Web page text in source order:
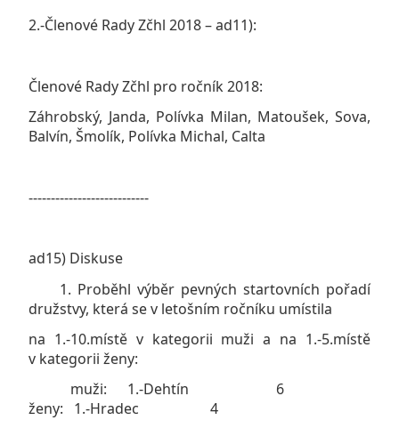
2.-Členové Rady Zčhl 2018 – ad11):
Členové Rady Zčhl pro ročník 2018:
Záhrobský, Janda, Polívka Milan, Matoušek, Sova,
Balvín, Šmolík, Polívka Michal, Calta
---------------------------
ad15) Diskuse
1. Proběhl výběr pevných startovních pořadí
družstvy, která se v letošním ročníku umístila
na 1.-10.místě v kategorii muži a na 1.-5.místě
v kategorii ženy:
muži: 1.-Dehtín 6
ženy: 1.-Hradec 4